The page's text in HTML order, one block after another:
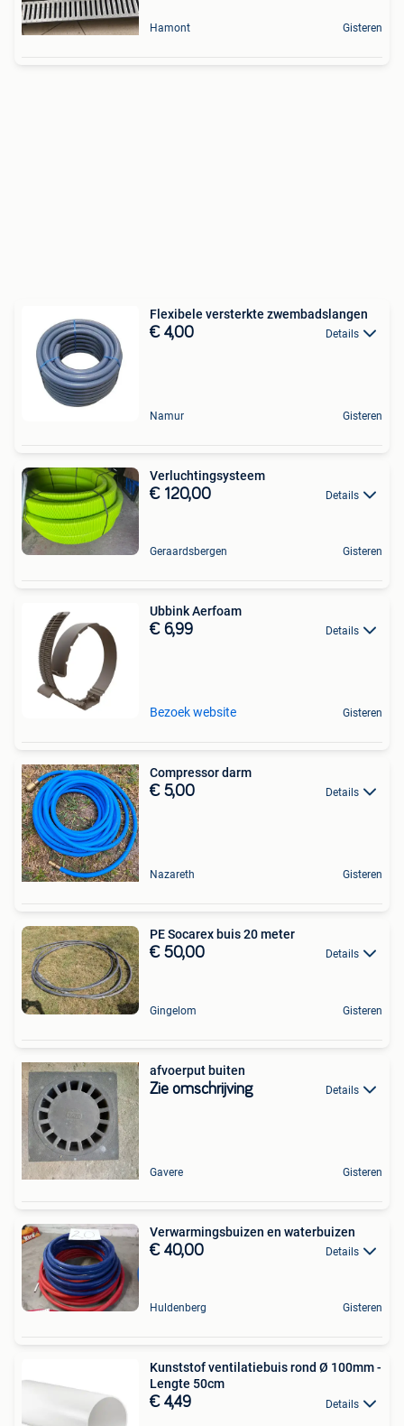
Hamont Gisteren
Flexibele versterkte zwembadslangen
€ 4,00 Details
Namur Gisteren
Verluchtingsysteem
€ 120,00 Details
Geraardsbergen Gisteren
Ubbink Aerfoam
€ 6,99 Details
Bezoek website Gisteren
Compressor darm
€ 5,00 Details
Nazareth Gisteren
PE Socarex buis 20 meter
€ 50,00 Details
Gingelom Gisteren
afvoerput buiten
Zie omschrijving Details
Gavere Gisteren
Verwarmingsbuizen en waterbuizen
€ 40,00 Details
Huldenberg Gisteren
Kunststof ventilatiebuis rond Ø 100mm -
Lengte 50cm
€ 4,49 Details